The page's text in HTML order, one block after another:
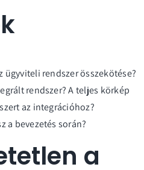
ügyviteli rendszer összekötése?
rendszer? A teljes körkép
az integrációhoz?
a bevezetés során?
a